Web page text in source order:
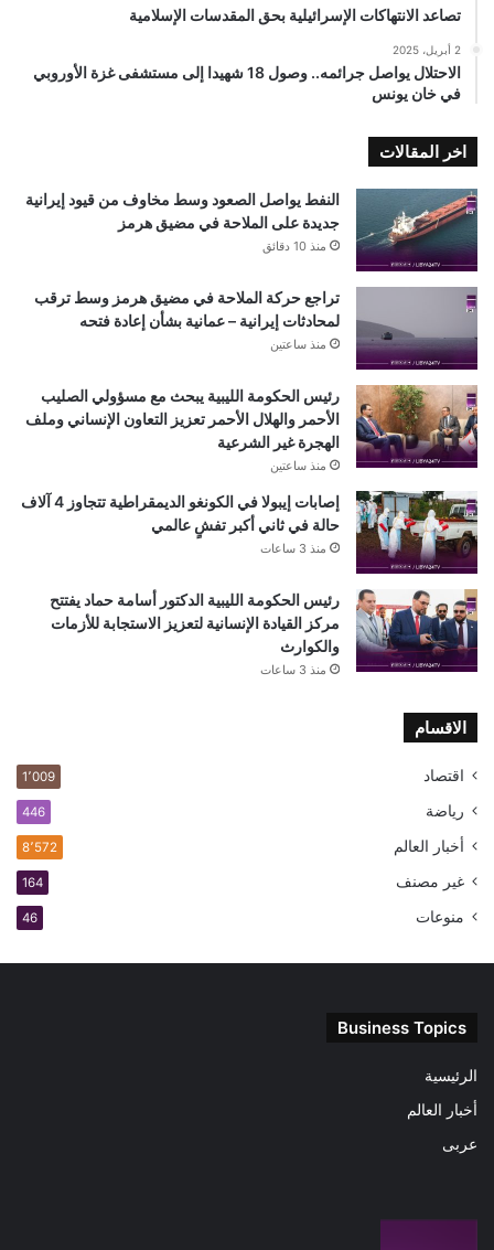
تصاعد الانتهاكات الإسرائيلية بحق المقدسات الإسلامية
2 أبريل، 2025
الاحتلال يواصل جرائمه.. وصول 18 شهيدا إلى مستشفى غزة الأوروبي
في خان يونس
اخر المقالات
النفط يواصل الصعود وسط مخاوف من قيود إيرانية
جديدة على الملاحة في مضيق هرمز
منذ 10 دقائق
تراجع حركة الملاحة في مضيق هرمز وسط ترقب
لمحادثات إيرانية – عمانية بشأن إعادة فتحه
منذ ساعتين
رئيس الحكومة الليبية يبحث مع مسؤولي الصليب
الأحمر والهلال الأحمر تعزيز التعاون الإنساني وملف
الهجرة غير الشرعية
منذ ساعتين
إصابات إيبولا في الكونغو الديمقراطية تتجاوز 4 آلاف
حالة في ثاني أكبر تفشٍ عالمي
منذ 3 ساعات
رئيس الحكومة الليبية الدكتور أسامة حماد يفتتح
مركز القيادة الإنسانية لتعزيز الاستجابة للأزمات
والكوارث
منذ 3 ساعات
الاقسام
اقتصاد 1٬009
رياضة 446
أخبار العالم 8٬572
غير مصنف 164
منوعات 46
Business Topics
الرئيسية
أخبار العالم
عربى